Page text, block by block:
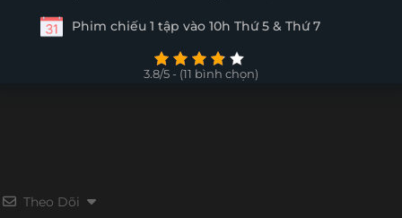
Tập 7 Tập 6
Phim chiếu 1 tập vào 10h Thứ 5 & Thứ 7
3.8/5 - (11 bình chọn)
Theo Dõi